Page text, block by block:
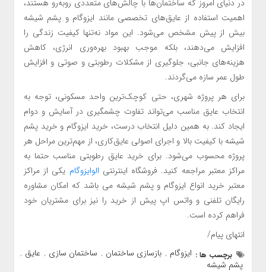
در دنیای امروز که ساختمان‌ها با چالش‌های متعددی روبه‌رو هستند،
اهمیت استفاده از عایق‌های تخصصی مانند ایزوگام و پشم شیشه
بیش از پیش مشخص می‌شود. این مواد نه‌تنها کیفیت زندگی را
افزایش می‌دهند، بلکه موجب بهبود بهره‌وری انرژی، کاهش
هزینه‌های جانبی، جلوگیری از مشکلات رطوبتی و صوتی و افزایش
طول عمر سازه می‌گردند.
برای هر پروژه شهری، حتی کوچک‌ترین واحد مسکونی، توجه به
انتخاب عایق مناسب می‌تواند تفاوت چشمگیری در آسایش و دوام
ایجاد کند. به همین دلیل انتخاب درست، خرید ایزوگام و خرید پشم
شیشه با کیفیت بالا و اجرای اصولی عایق‌کاری، از مهم‌ترین مراحل هر
پروژه محسوب می‌شود. برای خرید عایق رطوبتی مناسب حتما به
مراکز معتبر مراجعه کنید. فروشگاه اینترنتی الوایزوگام یکی از مراکز
معتبر خرید انواع ایزوگام و پشم شیشه می باشد که امکان مشاوره
رایگان تلفنی و واتس اپ پیش از خرید را نیز برای مشتریان خود
فراهم کرده است.
انتهای پیام/
برچسب ها : ایزوگام , بازسازی ساختمان , ساختمان سازی , عایق ,
پشم شیشه